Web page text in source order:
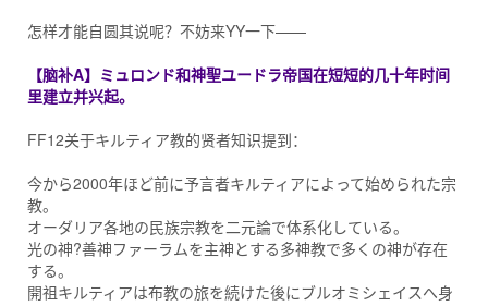
怎样才能自圆其说呢？不妨来YY一下——
【脑补A】ミュロンド和神聖ユードラ帝国在短短的几十年时间
里建立并兴起。
FF12关于キルティア教的贤者知识提到：
今から2000年ほど前に予言者キルティアによって始められた宗
教。
オーダリア各地の民族宗教を二元論で体系化している。
光の神?善神ファーラムを主神とする多神教で多くの神が存在
する。
開祖キルティアは布教の旅を続けた後にブルオミシェイスへ身